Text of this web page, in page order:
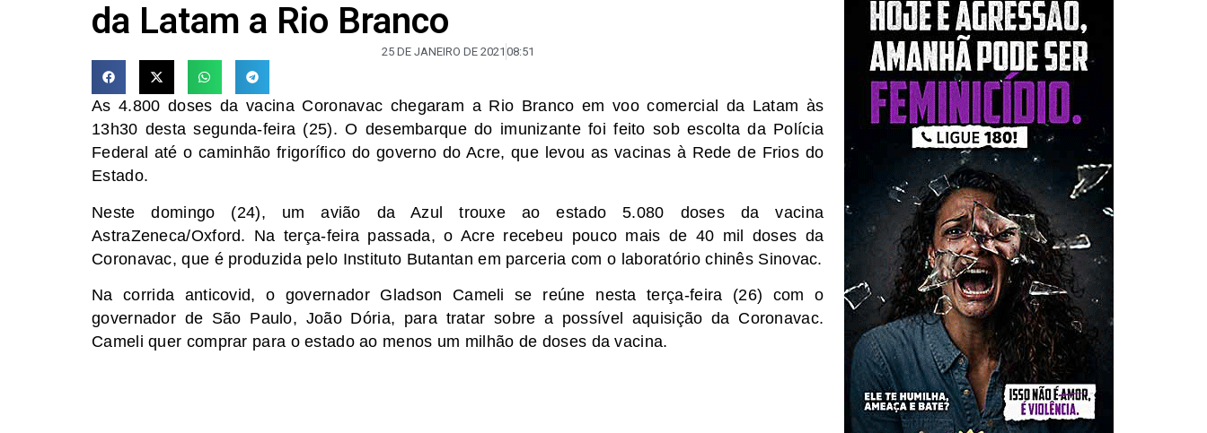
da Latam a Rio Branco
25 DE JANEIRO DE 2021 08:51
As 4.800 doses da vacina Coronavac chegaram a Rio Branco em voo comercial da Latam às
13h30 desta segunda-feira (25). O desembarque do imunizante foi feito sob escolta da Polícia
Federal até o caminhão frigorífico do governo do Acre, que levou as vacinas à Rede de Frios do
Estado.
Neste domingo (24), um avião da Azul trouxe ao estado 5.080 doses da vacina
AstraZeneca/Oxford. Na terça-feira passada, o Acre recebeu pouco mais de 40 mil doses da
Coronavac, que é produzida pelo Instituto Butantan em parceria com o laboratório chinês Sinovac.
Na corrida anticovid, o governador Gladson Cameli se reúne nesta terça-feira (26) com o
governador de São Paulo, João Dória, para tratar sobre a possível aquisição da Coronavac.
Cameli quer comprar para o estado ao menos um milhão de doses da vacina.